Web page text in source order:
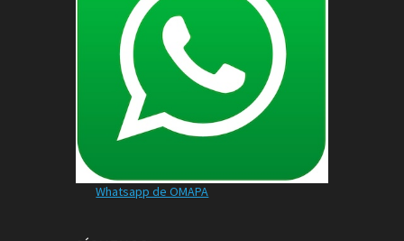
Whatsapp de OMAPA